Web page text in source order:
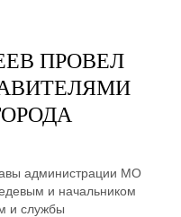
ПРОВЕЛ
администрации МО
и начальником
и службы